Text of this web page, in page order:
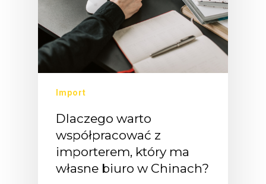
Import
Dlaczego warto
współpracować z
importerem, który ma
własne biuro w Chinach?